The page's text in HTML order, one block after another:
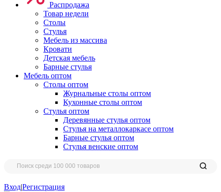
Распродажа
Товар недели
Столы
Стулья
Мебель из массива
Кровати
Детская мебель
Барные стулья
Мебель оптом
Столы оптом
Журнальные столы оптом
Кухонные столы оптом
Стулья оптом
Деревянные стулья оптом
Стулья на металлокаркасе оптом
Барные стулья оптом
Стулья венские оптом
Вход|Регистрация